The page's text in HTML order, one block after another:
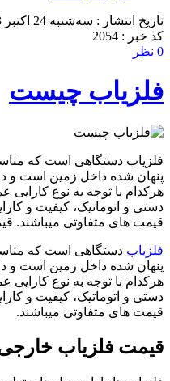
تاریخ انتشار : سه‌شنبه 24 اکتبر 2023 - 11:22
کد خبر : 2054
0 نظر
فلزیاب چیست
فلزیاب دستگاهی است که
پنهان شده داخل زمین است و
هرکدام با توجه به نوع کارایی
دستی و اتوماتیک، کیفیت و
قیمت های متفاوتی میباشند.
فلزیاب دستگاهی است که
پنهان شده داخل زمین است و
هرکدام با توجه به نوع کارایی
دستی و اتوماتیک، کیفیت و
قیمت های متفاوتی میباشند.
قیمت فلزیاب